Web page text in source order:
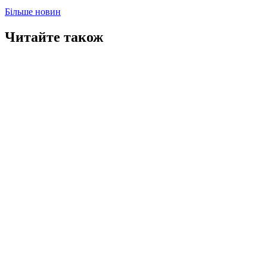
Більше новин
Читайте також